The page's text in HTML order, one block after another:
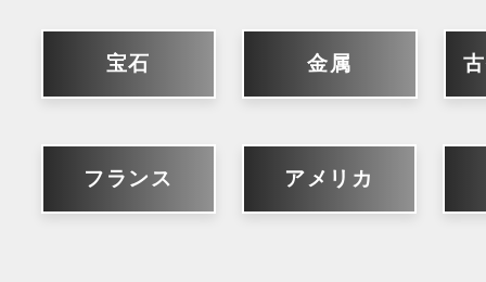
宝石 金属
フランス アメリカ